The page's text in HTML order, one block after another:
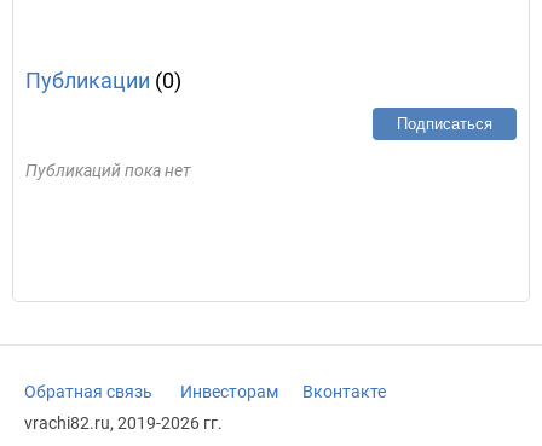
Публикации (0)
Подписаться
Публикаций пока нет
Обратная связь Инвесторам
Вконтакте
vrachi82.ru, 2019-2026 гг.